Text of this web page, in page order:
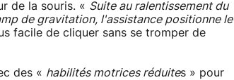
de la souris. « Suite au ralentissement du
de gravitation, l'assistance positionne le
facile de cliquer sans se tromper de
des « habilités motrices réduites » pour